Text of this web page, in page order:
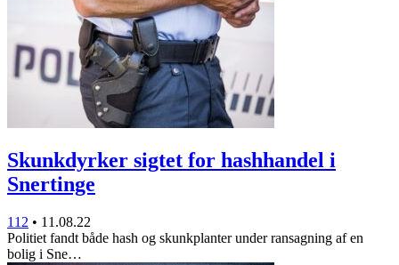
Skunkdyrker sigtet for hashhandel i
Snertinge
112 • 11.08.22
Politiet fandt både hash og skunkplanter under ransagning af en
bolig i Sne…